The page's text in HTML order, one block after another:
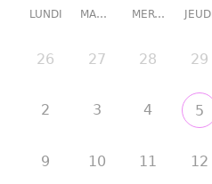
LUNDI MARDI MERCREDI JEUDI
26 27 28 29
2 3 4 5
9 10 11 12